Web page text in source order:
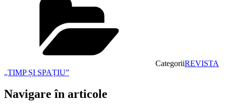
CategoriiREVISTA
„TIMP ȘI SPAȚIU”
Navigare în articole